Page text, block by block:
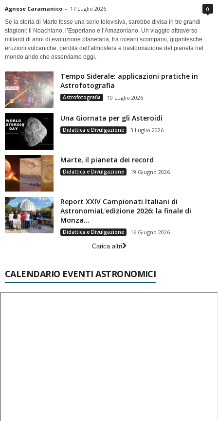
Agnese Caramanico - 17 Luglio 2026 0
Se la storia di Marte fosse una serie televisiva, sarebbe divisa in tre grandi
stagioni: il Noachiano, l’Esperiano e l’Amazoniano. Un viaggio attraverso
miliardi di anni di evoluzione planetaria, tra oceani scomparsi, gigantesche
eruzioni vulcaniche, perdita dell’atmosfera e trasformazione del pianeta nel
mondo arido che osserviamo oggi.
Tempo Siderale: applicazioni pratiche in
Astrofotografia
Astrofotografia 10 Luglio 2026
Una Giornata per gli Asteroidi
Didattica e Divulgazione 3 Luglio 2026
Marte, il pianeta dei record
Didattica e Divulgazione 19 Giugno 2026
Report XXIV Campionati Italiani di
AstronomiaL'edizione 2026: la finale di
Monza...
Didattica e Divulgazione
16 Giugno 2026
Carica altri
CALENDARIO EVENTI ASTRONOMICI